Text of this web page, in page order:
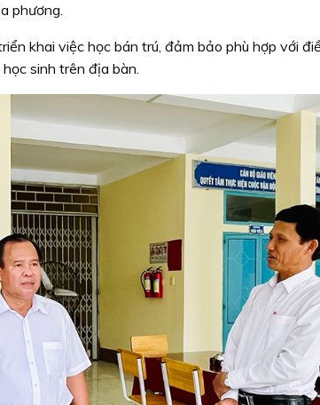
phương.
khai việc học bán trú, đảm bảo phù hợp với
sinh trên địa bàn.